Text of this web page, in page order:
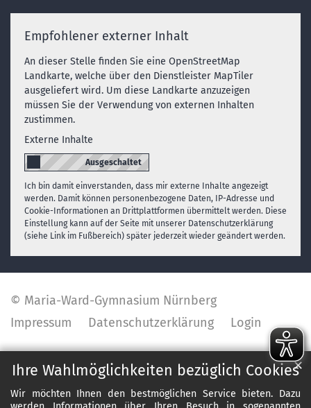
Ihre Wahlmöglichkeiten bezüglich Cookies
Wir möchten Ihnen den bestmöglichen Service bieten. Dazu
✕
Empfohlener externer Inhalt
An dieser Stelle finden Sie eine OpenStreetMap
Landkarte, welche über den Dienstleister MapTiler
ausgeliefert wird. Um diese Landkarte anzuzeigen
müssen Sie der Verwendung von externen Inhalten
zustimmen.
Externe Inhalte
Ich bin damit einverstanden, dass mir externe Inhalte angezeigt
werden. Damit können personenbezogene Daten, IP-Adresse und
Cookie-Informationen an Drittplattformen übermittelt werden. Diese
Einstellung kann auf der Seite mit unserer Datenschutzerklärung
(siehe Link im Fußbereich) später jederzeit wieder geändert werden.
© Maria-Ward-Gymnasium Nürnberg
Impressum
Datenschutzerklärung Login